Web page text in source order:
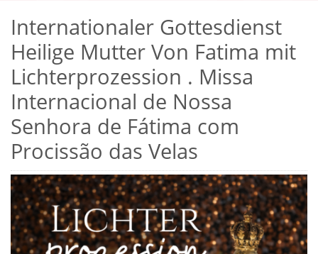
Internationaler Gottesdienst
Heilige Mutter Von Fatima mit
Lichterprozession . Missa
Internacional de Nossa
Senhora de Fátima com
Procissão das Velas